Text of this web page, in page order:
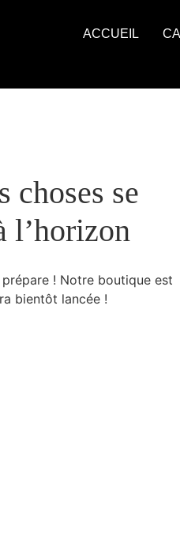
ACCUEIL
choses se
l’horizon
prépare ! Notre boutique est
bientôt lancée !